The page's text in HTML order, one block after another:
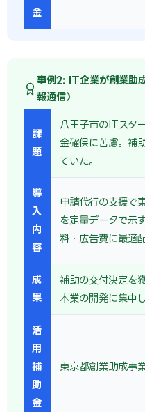
金
事例2: IT企業が創業助
報通信）
課
題
八王子市のITスタ
金確保に苦慮。補
ていた。
導
入
内
容
申請代行の支援で
を定量データで示
料・広告費に最適
成
果
補助の交付決定を
本業の開発に集中
活
用
補
助
金
東京都創業助成事